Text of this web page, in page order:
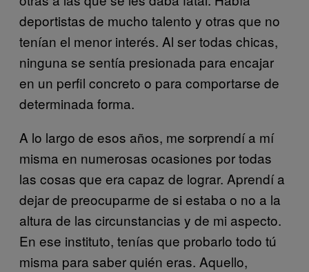
deportistas de mucho talento y otras que no
tenían el menor interés. Al ser todas chicas,
ninguna se sentía presionada para encajar
en un perfil concreto o para comportarse de
determinada forma.
A lo largo de esos años, me sorprendí a mí
misma en numerosas ocasiones por todas
las cosas que era capaz de lograr. Aprendí a
dejar de preocuparme de si estaba o no a la
altura de las circunstancias y de mi aspecto.
En ese instituto, tenías que probarlo todo tú
misma para saber quién eras. Aquello,